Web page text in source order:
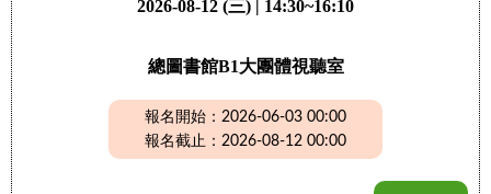
2026-08-12 (三) | 14:30~16:10
總圖書館B1大團體視聽室
報名開始：2026-06-03 00:00
報名截止：2026-08-12 00:00